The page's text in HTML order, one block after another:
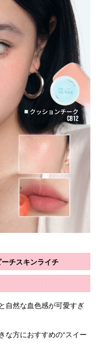
チスキンライチ
自然な血色感が可愛すぎ
な方におすすめの“スイー